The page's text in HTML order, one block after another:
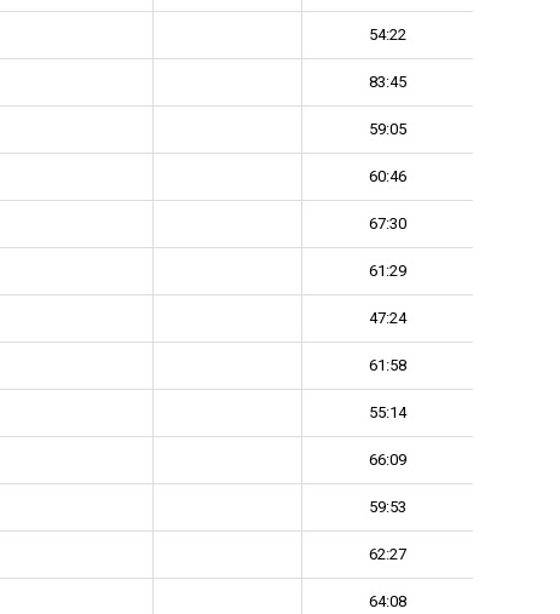
54:22
83:45
59:05
60:46
67:30
61:29
47:24
61:58
55:14
66:09
59:53
62:27
64:08